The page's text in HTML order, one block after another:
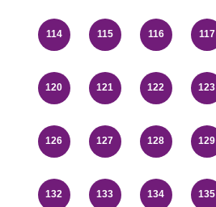
114 115 116 117
120 121 122 123
126 127 128 129
132 133 134 135